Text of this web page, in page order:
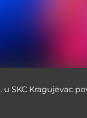
SKC Kragujevac